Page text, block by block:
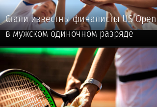
Стали известны финалисты US Open
в мужском одиночном разряде
🥎 #ТЕННИС